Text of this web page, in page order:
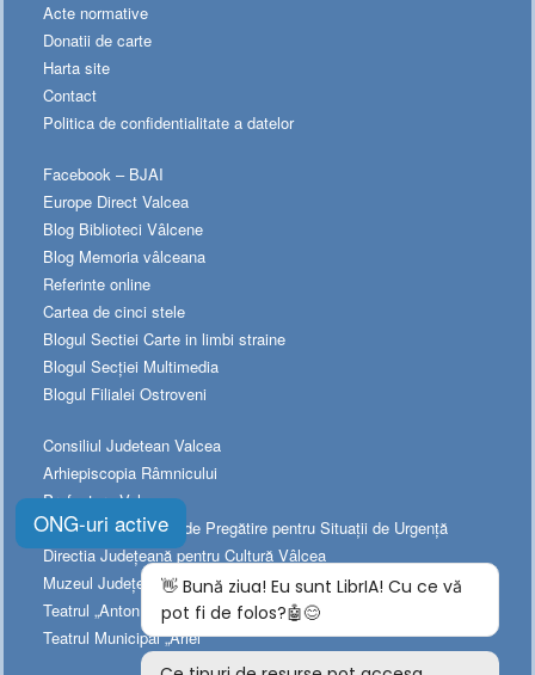
Acte normative
Donatii de carte
Harta site
Contact
Politica de confidentialitate a datelor
Facebook – BJAI
Europe Direct Valcea
Blog Biblioteci Vâlcene
Blog Memoria vâlceana
Referinte online
Cartea de cinci stele
Blogul Sectiei Carte in limbi straine
Blogul Secției Multimedia
Blogul Filialei Ostroveni
Consiliul Judetean Valcea
Arhiepiscopia Râmnicului
Prefectura Valcea
Platforma Naționala de Pregătire pentru Situații de Urgență
Directia Judeţeană pentru Cultură Vâlcea
Muzeul Judeţean de Istorie
Teatrul „Anton Pann”
Teatrul Municipal „Ariel”
ONG-uri active